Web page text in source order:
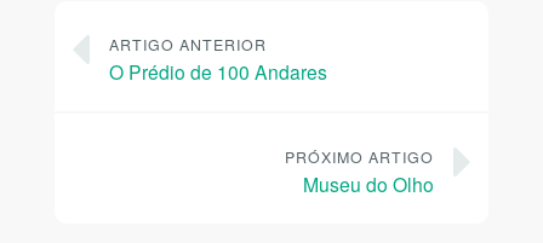
ARTIGO ANTERIOR
O Prédio de 100 Andares
PRÓXIMO ARTIGO
Museu do Olho